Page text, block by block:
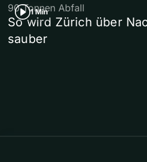
1 Min
90 Tonnen Abfall
So wird Zürich über
sauber